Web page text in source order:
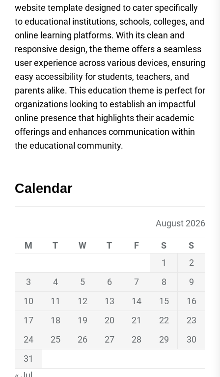
website template designed to cater specifically
to educational institutions, schools, colleges, and
online learning platforms. With its clean and
responsive design, the theme offers a seamless
user experience across various devices, ensuring
easy accessibility for students, teachers, and
parents alike. This education theme is perfect for
organizations looking to establish an impactful
online presence that highlights their academic
offerings and enhances communication within
the educational community.
Calendar
August 2026
M T W T F S
S
1
2
3
4 5 6 7 8
9
10
11 12 13 14 15
16
17
18 19 20 21 22
23
24
25 26 27 28 29
30
31